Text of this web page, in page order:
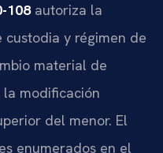
108autoriza la
y régimen de
material de
la modificación
del menor. El
enumerados en el